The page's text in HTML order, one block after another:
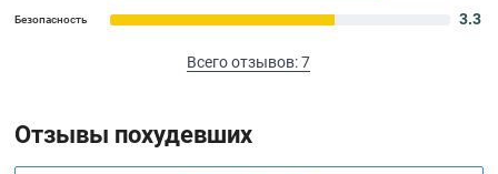
Безопасность 3.3
Всего отзывов: 7
Отзывы похудевших